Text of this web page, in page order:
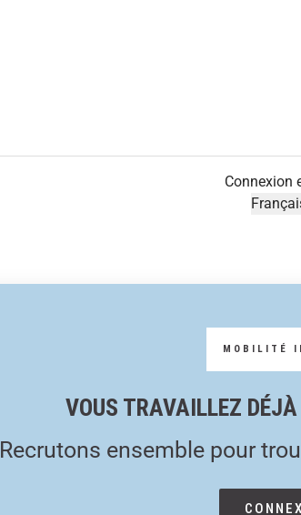
Connexion
VOUS TRAVAILLEZ
Recrutons ensemble pour